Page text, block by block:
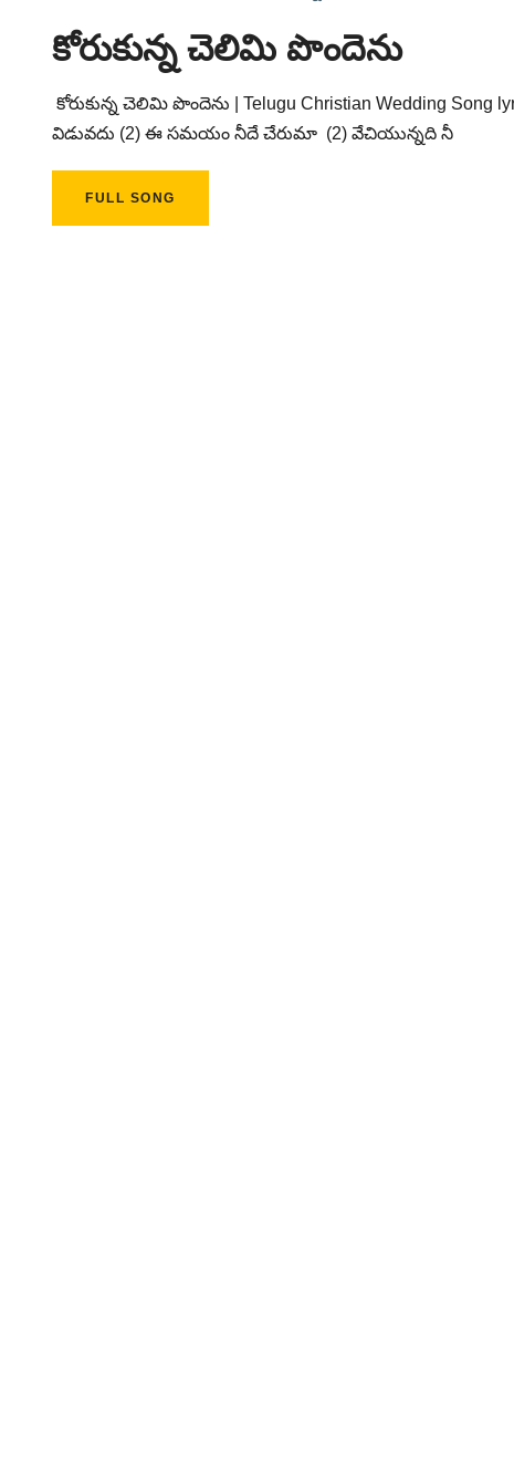
కోరుకున్న చెలిమి పొందెను
కోరుకున్న చెలిమి పొందెను | Telugu Christian Wedding Song
విడువదు (2) ఈ సమయం నీదే చేరుమా (2) వేచియున్నది నీ
FULL SONG